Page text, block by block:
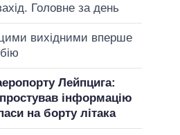
Головне за день
вихідними вперше
Лейпцига:
інформацію
на борту літака